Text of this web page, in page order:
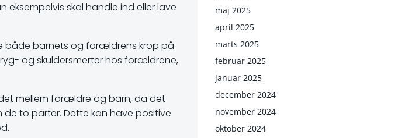
skal handle ind eller lave
både barnets og forældrens krop på
og skuldersmerter hos forældrene,
mellem forældre og barn, da det
to parter. Dette kan have positive
maj 2025
april 2025
marts 2025
februar 2025
januar 2025
december 2024
november 2024
oktober 2024